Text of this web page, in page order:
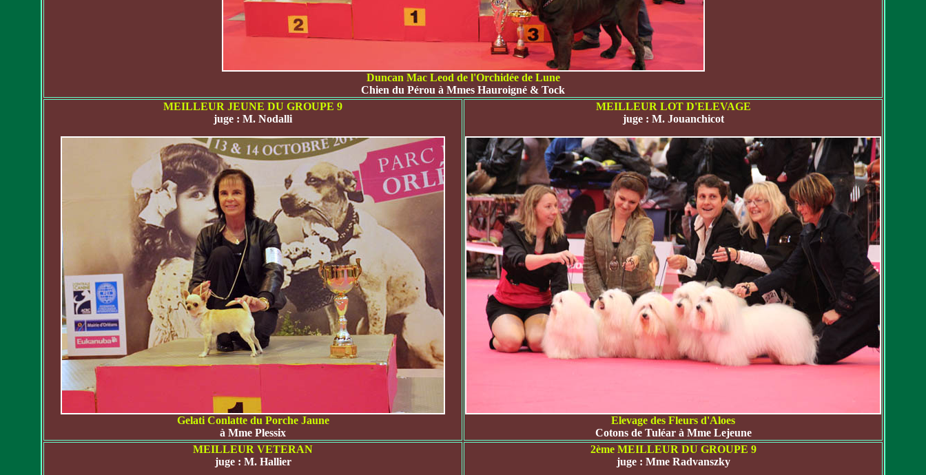
Duncan Mac Leod de l'Orchidée de Lune
Chien du Pérou à Mmes Hauroigné & Tock
MEILLEUR JEUNE DU GROUPE 9
juge : M. Nodalli
Gelati Conlatte du Porche Jaune
à Mme Plessix
MEILLEUR LOT D'ELEVAGE
juge : M. Jouanchicot
Elevage des Fleurs d'Aloes
Cotons de Tuléar à Mme Lejeune
MEILLEUR VETERAN
juge : M. Hallier
2ème MEILLEUR DU GROUPE 9
juge : Mme Radvanszky